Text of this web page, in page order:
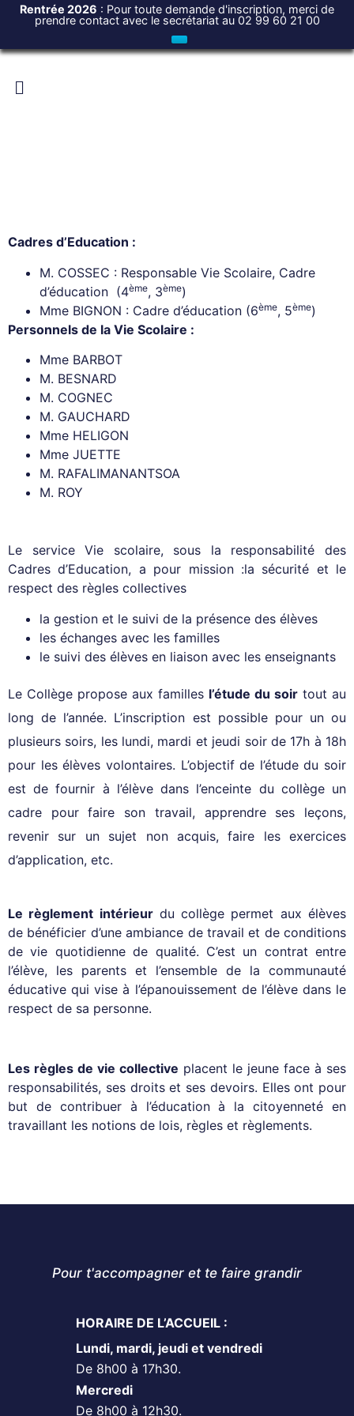
Rentrée 2026 : Pour toute demande d'inscription, merci de
prendre contact avec le secrétariat au 02 99 60 21 00
Cadres d’Education :
M. COSSEC : Responsable Vie Scolaire, Cadre
d’éducation (4ème, 3ème)
Mme BIGNON : Cadre d’éducation (6ème, 5ème)
Personnels de la Vie Scolaire :
Mme BARBOT
M. BESNARD
M. COGNEC
M. GAUCHARD
Mme HELIGON
Mme JUETTE
M. RAFALIMANANTSOA
M. ROY
Le service Vie scolaire, sous la responsabilité des
Cadres d’Education, a pour mission :la sécurité et le
respect des règles collectives
la gestion et le suivi de la présence des élèves
les échanges avec les familles
le suivi des élèves en liaison avec les enseignants
Le Collège propose aux familles l’étude du soirtout au
long de l’année. L’inscription est possible pour un ou
plusieurs soirs, les lundi, mardi et jeudi soir de 17h à 18h
pour les élèves volontaires. L’objectif de l’étude du soir
est de fournir à l’élève dans l’enceinte du collège un
cadre pour faire son travail, apprendre ses leçons,
revenir sur un sujet non acquis, faire les exercices
d’application, etc.
Le règlement intérieurdu collège permet aux élèves
de bénéficier d’une ambiance de travail et de conditions
de vie quotidienne de qualité. C’est un contrat entre
l’élève, les parents et l’ensemble de la communauté
éducative qui vise à l’épanouissement de l’élève dans le
respect de sa personne.
Les règles de vie collective placent le jeune face à ses
responsabilités, ses droits et ses devoirs. Elles ont pour
but de contribuer à l’éducation à la citoyenneté en
travaillant les notions de lois, règles et règlements.
Pour t'accompagner et te faire grandir
HORAIRE DE L’ACCUEIL :
Lundi, mardi, jeudi et vendredi
De 8h00 à 17h30.
Mercredi
De 8h00 à 12h30.